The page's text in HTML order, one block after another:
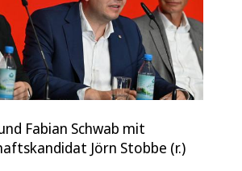
Fabian Schwab mit
Jörn Stobbe (r.)